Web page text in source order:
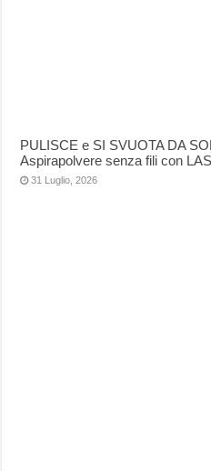
PULISCE e SI SVUOTA DA
Aspirapolvere senza fili con
31 Luglio, 2026